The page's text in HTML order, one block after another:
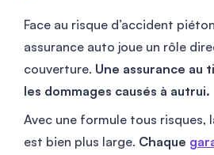
Face au risque d’accident
assurance auto joue un rôle
couverture. Une assurance au
les dommages causés à autrui.
Avec une formule tous risques,
est bien plus large. Chaque